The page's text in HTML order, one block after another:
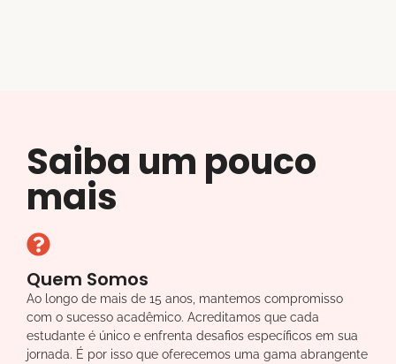
Saiba um pouco
mais
Quem Somos
Ao longo de mais de 15 anos, mantemos compromisso
com o sucesso acadêmico. Acreditamos que cada
estudante é único e enfrenta desafios específicos em sua
jornada. É por isso que oferecemos uma gama abrangente